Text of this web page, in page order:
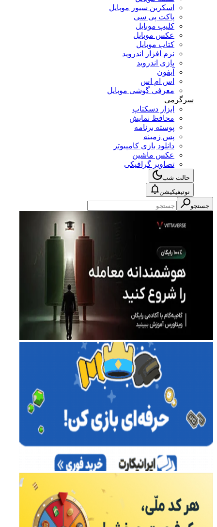
اسکرین سیور موبایل
پاکت پی سی
کلیپ موبایل
عکس موبایل
کتاب موبایل
نرم افزار اندروید
بازی اندروید
آیفون
اس ام اس
معرفی گوشی موبایل
سرگرمی
ابزار دسکتاپ
محافظ نمایش
پوسته برنامه
پس زمینه
دانلود بازی کامپیوتر
عکس ماشین
تصاویر گرافیکی
حالت شب
نوتیفیکیشن
جستجو